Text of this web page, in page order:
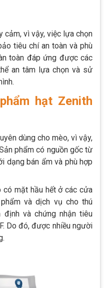
cảm, vì vậy, việc lựa chọn
tiêu chí an toàn và phù
toàn đáp ứng được các
an tâm lựa chọn và sử
hạt Zenith
dùng cho mèo, vì vậy,
phẩm có nguồn gốc từ
dạng bán ẩm và phù hợp
có mặt hầu hết ở các cửa
và dịch vụ cho thú
và chứng nhận tiêu
Do đó, được nhiều người